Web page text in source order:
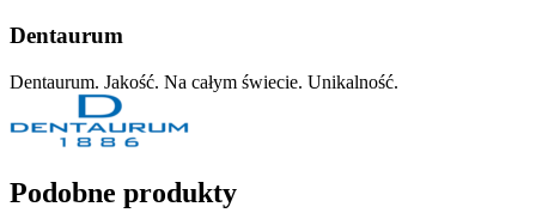
Dentaurum
Dentaurum. Jakość. Na całym świecie. Unikalność.
Podobne produkty